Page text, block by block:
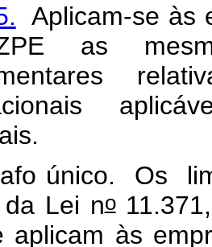
Aplicam-se às
as
único. Os
Lei no
aplicam às